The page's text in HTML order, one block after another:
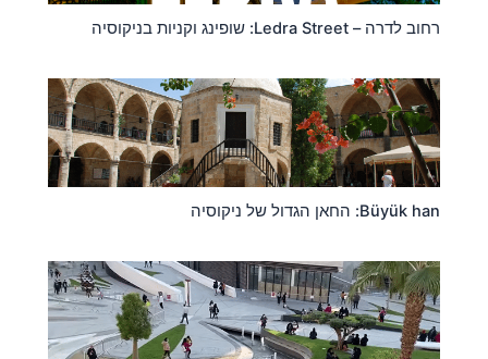
רחוב לדרה – Ledra Street: שופינג וקניות בניקוסיה
Büyük han: החאן הגדול של ניקוסיה